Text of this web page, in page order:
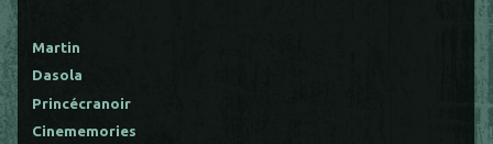
Martin
Dasola
Princécranoir
Cinememories